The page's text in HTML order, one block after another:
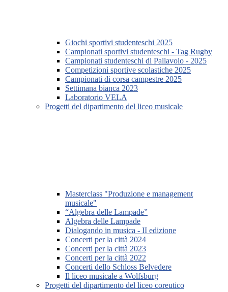
Giochi sportivi studenteschi 2025
Campionati sportivi studenteschi - Tag Rugby
Campionati studenteschi di Pallavolo - 2025
Competizioni sportive scolastiche 2025
Campionati di corsa campestre 2025
Settimana bianca 2023
Laboratorio VELA
Progetti del dipartimento del liceo musicale
Masterclass "Produzione e management
musicale"
“Algebra delle Lampade”
Algebra delle Lampade
Dialogando in musica - II edizione
Concerti per la città 2024
Concerti per la città 2023
Concerti per la città 2022
Concerti dello Schloss Belvedere
Il liceo musicale a Wolfsburg
Progetti del dipartimento del liceo coreutico